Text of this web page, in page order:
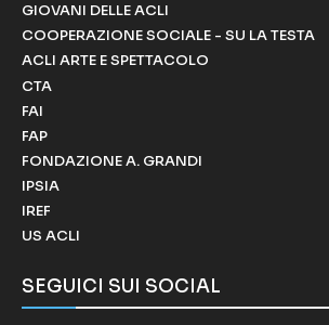
GIOVANI DELLE ACLI
COOPERAZIONE SOCIALE - SU LA TESTA
ACLI ARTE E SPETTACOLO
CTA
FAI
FAP
FONDAZIONE A. GRANDI
IPSIA
IREF
US ACLI
SEGUICI SUI SOCIAL